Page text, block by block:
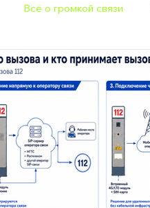
Всё о громкой связи